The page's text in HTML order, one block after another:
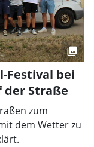
Festival bei
der Straße
zum
dem Wetter zu